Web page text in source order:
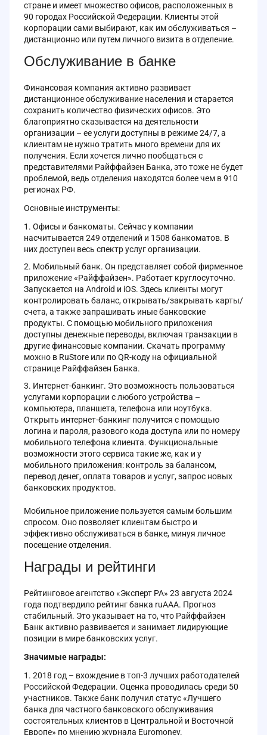
стране и имеет множество офисов, расположенных в
90 городах Российской Федерации. Клиенты этой
корпорации сами выбирают, как им обслуживаться –
дистанционно или путем личного визита в отделение.
Обслуживание в банке
Финансовая компания активно развивает
дистанционное обслуживание населения и старается
сохранить количество физических офисов. Это
благоприятно сказывается на деятельности
организации – ее услуги доступны в режиме 24/7, а
клиентам не нужно тратить много времени для их
получения. Если хочется лично пообщаться с
представителями Райффайзен Банка, это тоже не будет
проблемой, ведь отделения находятся более чем в 910
регионах РФ.
Основные инструменты:
Офисы и банкоматы. Сейчас у компании
насчитывается 249 отделений и 1508 банкоматов. В
них доступен весь спектр услуг организации.
Мобильный банк. Он представляет собой фирменное
приложение «Райффайзен». Работает круглосуточно.
Запускается на Android и iOS. Здесь клиенты могут
контролировать баланс, открывать/закрывать карты/
счета, а также запрашивать иные банковские
продукты. С помощью мобильного приложения
доступны денежные переводы, включая транзакции в
другие финансовые компании. Скачать программу
можно в RuStore или по QR-коду на официальной
странице Райффайзен Банка.
Интернет-банкинг. Это возможность пользоваться
услугами корпорации с любого устройства –
компьютера, планшета, телефона или ноутбука.
Открыть интернет-банкинг получится с помощью
логина и пароля, разового кода доступа или по номеру
мобильного телефона клиента. Функциональные
возможности этого сервиса такие же, как и у
мобильного приложения: контроль за балансом,
перевод денег, оплата товаров и услуг, запрос новых
банковских продуктов.
Мобильное приложение пользуется самым большим
спросом. Оно позволяет клиентам быстро и
эффективно обслуживаться в банке, минуя личное
посещение отделения.
Награды и рейтинги
Рейтинговое агентство «Эксперт РА» 23 августа 2024
года подтвердило рейтинг банка ruAAA. Прогноз
стабильный. Это указывает на то, что Райффайзен
Банк активно развивается и занимает лидирующие
позиции в мире банковских услуг.
Значимые награды:
2018 год – вхождение в топ-3 лучших работодателей
Российской Федерации. Оценка проводилась среди 50
участников. Также банк получил статус «Лучшего
банка для частного банковского обслуживания
состоятельных клиентов в Центральной и Восточной
Европе» по мнению журнала Euromoney.